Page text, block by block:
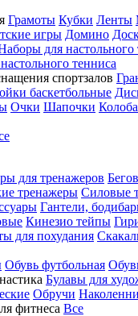
Грамоты Кубки Ленты
игры Домино
для настольного
тенниса
спортзалов
баскетбольные
Очки Шапочки
для тренажеров
тренажеры Силовые
Гантели,
Кинезио тейпы
для похудания
Обувь футбольная
Булавы для
Обручи
фитнеса Все